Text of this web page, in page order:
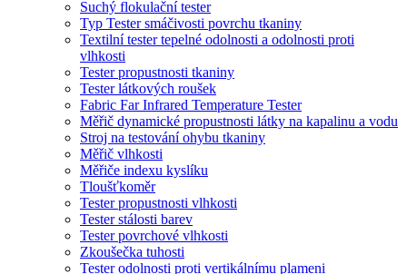
Suchý flokulační tester
Typ Tester smáčivosti povrchu tkaniny
Textilní tester tepelné odolnosti a odolnosti proti
vlhkosti
Tester propustnosti tkaniny
Tester látkových roušek
Fabric Far Infrared Temperature Tester
Měřič dynamické propustnosti látky na kapalinu a vodu
Stroj na testování ohybu tkaniny
Měřič vlhkosti
Měřiče indexu kyslíku
Tloušťkoměr
Tester propustnosti vlhkosti
Tester stálosti barev
Tester povrchové vlhkosti
Zkoušečka tuhosti
Tester odolnosti proti vertikálnímu plameni